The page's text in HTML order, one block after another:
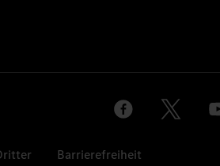
Barrierefreiheit